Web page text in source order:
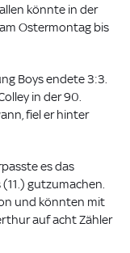
könnte in der
Ostermontag bis
Boys endete 3:3.
in der 90.
fiel er hinter
es das
gutzumachen.
und könnten mit
auf acht Zähler